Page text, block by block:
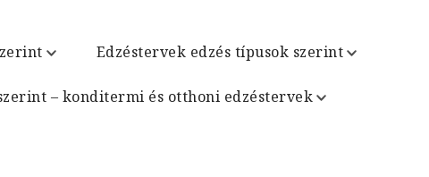
Edzéstervek edzés típusok szerint
– konditermi és otthoni edzéstervek